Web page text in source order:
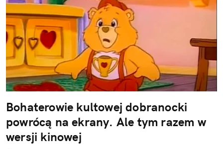
Bohaterowie kultowej dobranocki
powrócą na ekrany. Ale tym razem w
wersji kinowej